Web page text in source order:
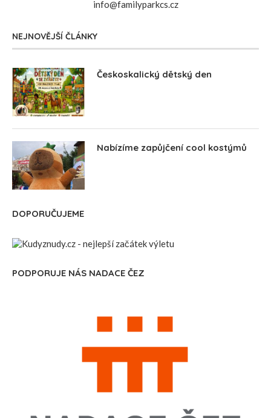
info@familyparkcs.cz
NEJNOVĚJŠÍ ČLÁNKY
Českoskalický dětský den
Nabízíme zapůjčení cool kostýmů
DOPORUČUJEME
PODPORUJE NÁS NADACE ČEZ